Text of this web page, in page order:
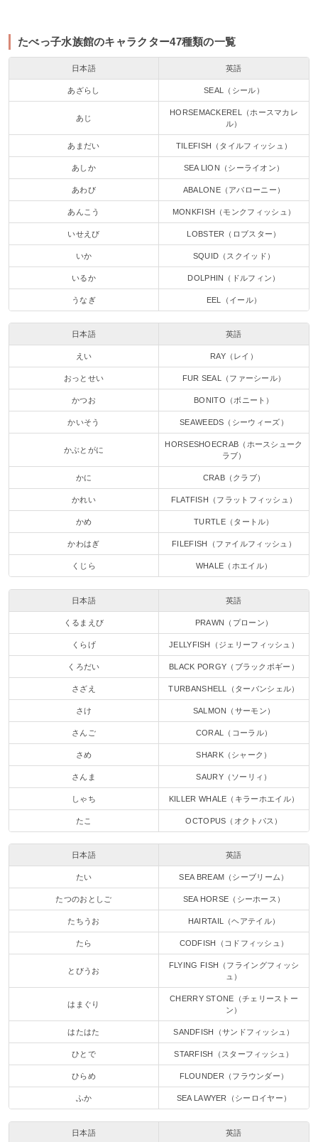
たべっ子水族館のキャラクター47種類の一覧
日本語 英語
あざらし SEAL（シール）
あじ
HORSEMACKEREL（ホースマカレ
ル）
あまだい TILEFISH（タイルフィッシュ）
あしか SEA LION（シーライオン）
あわび ABALONE（アバローニー）
あんこう MONKFISH（モンクフィッシュ）
いせえび LOBSTER（ロブスター）
いか SQUID（スクイッド）
いるか DOLPHIN（ドルフィン）
うなぎ EEL（イール）
日本語 英語
えい RAY（レイ）
おっとせい FUR SEAL（ファーシール）
かつお BONITO（ボニート）
かいそう SEAWEEDS（シーウィーズ）
かぶとがに
HORSESHOECRAB（ホースシューク
ラブ）
かに CRAB（クラブ）
かれい FLATFISH（フラットフィッシュ）
かめ TURTLE（タートル）
かわはぎ FILEFISH（ファイルフィッシュ）
くじら WHALE（ホエイル）
日本語 英語
くるまえび PRAWN（プローン）
くらげ JELLYFISH（ジェリーフィッシュ）
くろだい BLACK PORGY（ブラックポギー）
さざえ TURBANSHELL（ターバンシェル）
さけ SALMON（サーモン）
さんご CORAL（コーラル）
さめ SHARK（シャーク）
さんま SAURY（ソーリィ）
しゃち KILLER WHALE（キラーホエイル）
たこ OCTOPUS（オクトパス）
日本語 英語
たい SEA BREAM（シーブリーム）
たつのおとしご SEA HORSE（シーホース）
たちうお HAIRTAIL（ヘアテイル）
たら CODFISH（コドフィッシュ）
とびうお
FLYING FISH（フライングフィッシ
ュ）
はまぐり
CHERRY STONE（チェリーストー
ン）
はたはた SANDFISH（サンドフィッシュ）
ひとで STARFISH（スターフィッシュ）
ひらめ FLOUNDER（フラウンダー）
ふか SEA LAWYER（シーロイヤー）
日本語 英語